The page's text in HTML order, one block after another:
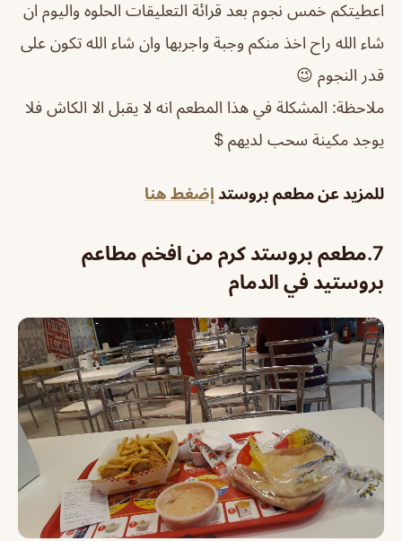
اعطيتكم خمس نجوم بعد قرائة التعليقات الحلوه واليوم ان
شاء الله راح اخذ منكم وجبة واجربها وان شاء الله تكون على
قدر النجوم 😉
ملاحظة: المشكلة في هذا المطعم انه لا يقبل الا الكاش فلا
يوجد مكينة سحب لديهم $
للمزيد عن مطعم بروستد إضغط هنا
7. مطعم بروستد كرم من افخم مطاعم
بروستيد في الدمام